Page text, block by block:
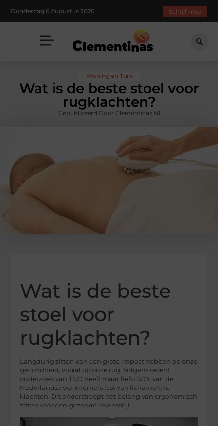
Donderdag 6 Augustus 2026 Schrijf mee
Woning en Tuin
Wat is de beste stoel voor
rugklachten?
Gepubliceerd Door Clementinas.nl
Wat is de beste
stoel voor
rugklachten?
Langdurig zitten kan een grote impact hebben op onze
gezondheid, vooral op onze rug. Volgens recent
onderzoek van TNO heeft maar liefst 60% van de
Nederlandse werknemers last van lichamelijke
klachten. Dit onderstreept het belang van ergonomisch
zitten voor een gezonde levensstijl.